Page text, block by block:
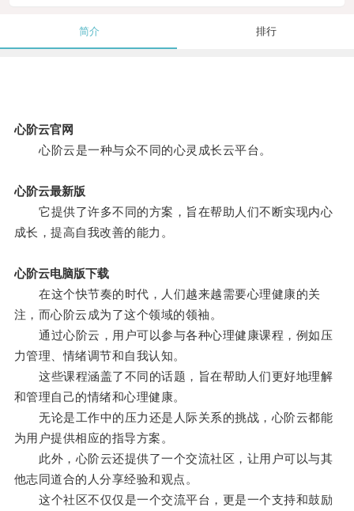
简介 排行
心阶云官网
心阶云是一种与众不同的心灵成长云平台。
心阶云最新版
它提供了许多不同的方案，旨在帮助人们不断实现内心
成长，提高自我改善的能力。
心阶云电脑版下载
在这个快节奏的时代，人们越来越需要心理健康的关
注，而心阶云成为了这个领域的领袖。
通过心阶云，用户可以参与各种心理健康课程，例如压
力管理、情绪调节和自我认知。
这些课程涵盖了不同的话题，旨在帮助人们更好地理解
和管理自己的情绪和心理健康。
无论是工作中的压力还是人际关系的挑战，心阶云都能
为用户提供相应的指导方案。
此外，心阶云还提供了一个交流社区，让用户可以与其
他志同道合的人分享经验和观点。
这个社区不仅仅是一个交流平台，更是一个支持和鼓励